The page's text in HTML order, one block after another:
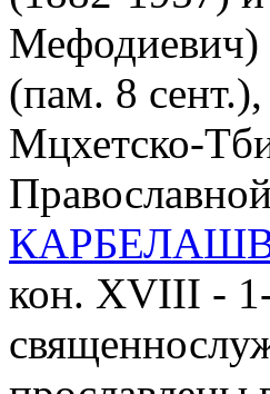
Мефодиевич)
(пам. 8
Мцхетско-
кон. XVIII -